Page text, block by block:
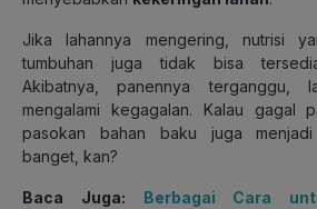
Jika lahannya mengering, nutrisi
tumbuhan juga tidak bisa
Akibatnya, panennya terganggu,
mengalami kegagalan. Kalau gagal
pasokan bahan baku juga
banget, kan?
Baca Juga: Berbagai Cara